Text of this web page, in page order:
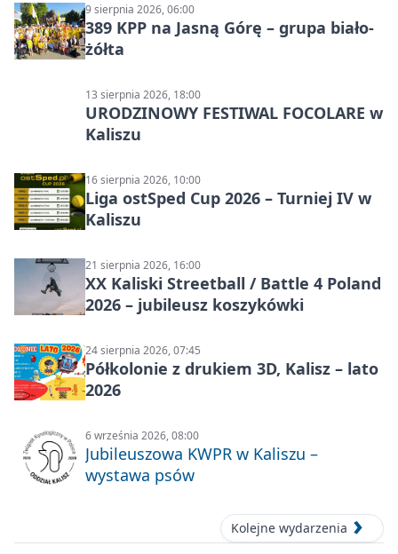
9 sierpnia 2026, 06:00
389 KPP na Jasną Górę – grupa biało-
żółta
13 sierpnia 2026, 18:00
URODZINOWY FESTIWAL FOCOLARE w
Kaliszu
16 sierpnia 2026, 10:00
Liga ostSped Cup 2026 – Turniej IV w
Kaliszu
21 sierpnia 2026, 16:00
XX Kaliski Streetball / Battle 4 Poland
2026 – jubileusz koszykówki
24 sierpnia 2026, 07:45
Półkolonie z drukiem 3D, Kalisz – lato
2026
6 września 2026, 08:00
Jubileuszowa KWPR w Kaliszu –
wystawa psów
Kolejne wydarzenia